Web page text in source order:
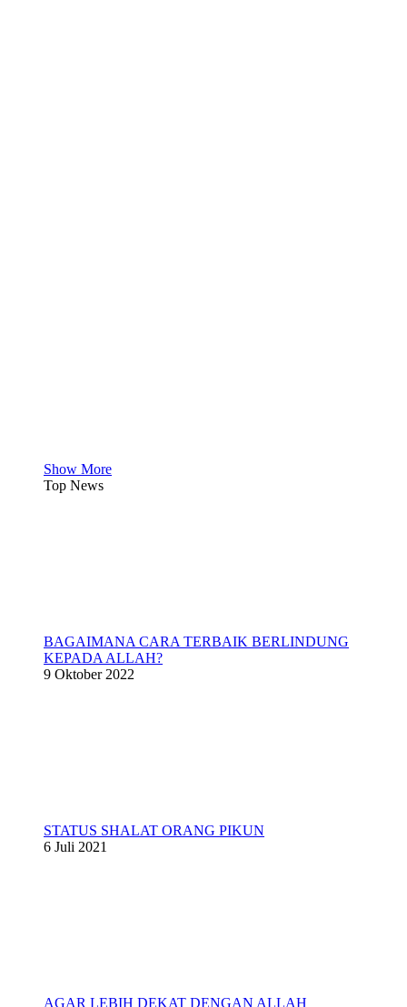
Show More
Top News
BAGAIMANA CARA TERBAIK BERLINDUNG
KEPADA ALLAH?
9 Oktober 2022
STATUS SHALAT ORANG PIKUN
6 Juli 2021
AGAR LEBIH DEKAT DENGAN ALLAH